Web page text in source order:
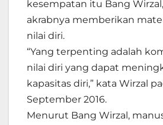
kesempatan itu Bang
akrabnya memberikan
nilai diri.
“Yang terpenting adalah
nilai diri yang dapat
kapasitas diri,” kata Wirzal
September 2016.
Menurut Bang Wirzal,